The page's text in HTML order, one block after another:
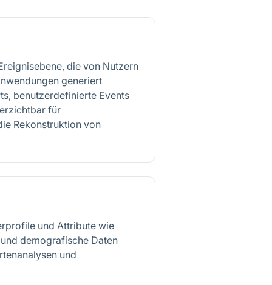
die von Nutzern
generiert
benutzerdefinierte Events
für
Rekonstruktion von
und Attribute wie
demografische Daten
und